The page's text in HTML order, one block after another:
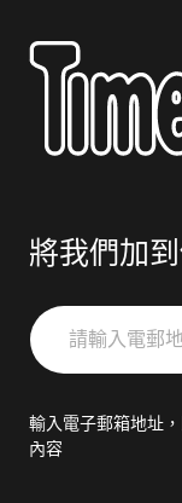
將我們加
請
輸
郵
輸入電子郵箱地址
內容